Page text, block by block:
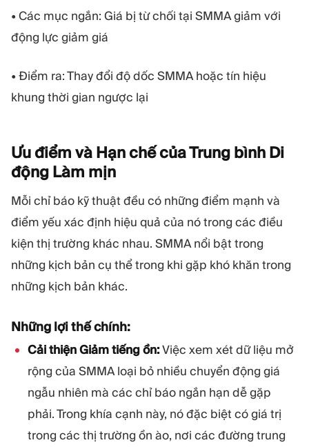
• Các mục ngắn: Giá bị từ chối tại SMMA giảm với
động lực giảm giá
• Điểm ra: Thay đổi độ dốc SMMA hoặc tín hiệu
khung thời gian ngược lại
Ưu điểm và Hạn chế của Trung bình Di
động Làm mịn
Mỗi chỉ báo kỹ thuật đều có những điểm mạnh và
điểm yếu xác định hiệu quả của nó trong các điều
kiện thị trường khác nhau. SMMA nổi bật trong
những kịch bản cụ thể trong khi gặp khó khăn trong
những kịch bản khác.
Những lợi thế chính:
Cải thiện Giảm tiếng ồn:Việc xem xét dữ liệu mở
rộng của SMMA loại bỏ nhiều chuyển động giá
ngẫu nhiên mà các chỉ báo ngắn hạn dễ gặp
phải. Trong khía cạnh này, nó đặc biệt có giá trị
trong các thị trường ồn ào, nơi các đường trung